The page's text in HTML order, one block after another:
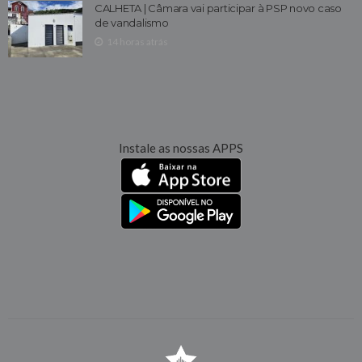
CALHETA | Câmara vai participar à PSP novo caso
de vandalismo
Instale as nossas APPS